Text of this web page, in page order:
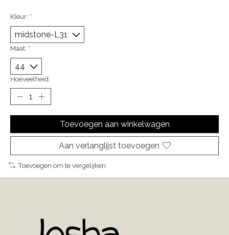
Kleur: *
Maat: *
Hoeveelheid:
Toevoegen aan winkelwagen
Aan verlanglijst toevoegen
Toevoegen om te vergelijken